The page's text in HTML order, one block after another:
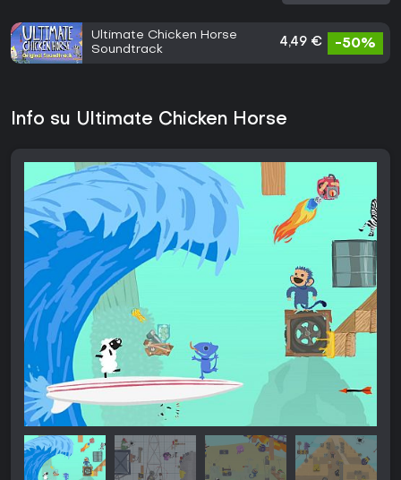
Ultimate Chicken Horse
Soundtrack
4,49 € -50%
Info su Ultimate Chicken Horse